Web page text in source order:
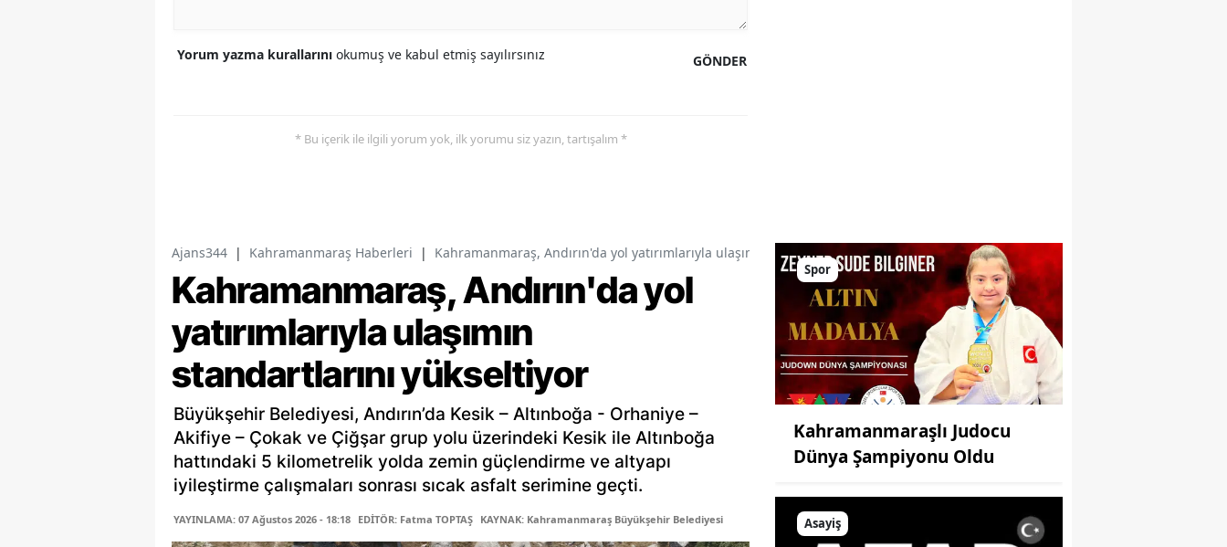
GÖNDER
Yorum yazma kurallarını okumuş ve kabul etmiş sayılırsınız
* Bu içerik ile ilgili yorum yok, ilk yorumu siz yazın, tartışalım *
Ajans344 | Kahramanmaraş Haberleri | Kahramanmaraş, Andırın'da yol yatırımlarıyla ulaşımın standartlarını yükseltiyor
Kahramanmaraş, Andırın'da yol
yatırımlarıyla ulaşımın
standartlarını yükseltiyor
Büyükşehir Belediyesi, Andırın’da Kesik – Altınboğa - Orhaniye –
Akifiye – Çokak ve Çiğşar grup yolu üzerindeki Kesik ile Altınboğa
hattındaki 5 kilometrelik yolda zemin güçlendirme ve altyapı
iyileştirme çalışmaları sonrası sıcak asfalt serimine geçti.
YAYINLAMA: 07 Ağustos 2026 - 18:18 EDİTÖR: Fatma TOPTAŞ KAYNAK: Kahramanmaraş Büyükşehir Belediyesi
Spor
Kahramanmaraşlı Judocu
Dünya Şampiyonu Oldu
Asayiş